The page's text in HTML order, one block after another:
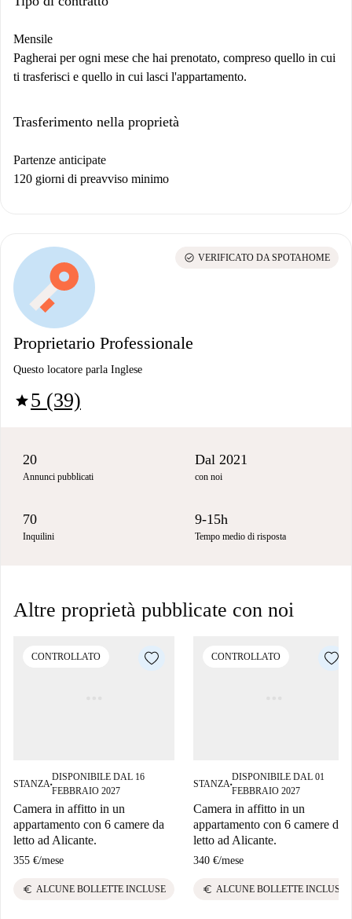
Mensile
Pagherai per ogni mese che hai prenotato, compreso quello in cui
ti trasferisci e quello in cui lasci l'appartamento.
Trasferimento nella proprietà
Partenze anticipate
120 giorni di preavviso minimo
Proprietario Professionale
Questo locatore parla Inglese
star5 (39)
check_circle VERIFICATO DA SPOTAHOME
20
Annunci pubblicati
Dal 2021
con noi
70
Inquilini
9-15h
Tempo medio di risposta
Altre proprietà pubblicate con noi
CONTROLLATO
STANZA■
DISPONIBILE DAL 16
FEBBRAIO 2027
Camera in affitto in un
appartamento con 6 camere da
letto ad Alicante.
355 €/mese
euro ALCUNE BOLLETTE INCLUSE
CONTROLLATO
STANZA■
DISPONIBILE DAL 01
FEBBRAIO 2027
Camera in affitto in un
appartamento con 6 camere da
letto ad Alicante.
340 €/mese
euro ALCUNE BOLLETTE INCLUSE